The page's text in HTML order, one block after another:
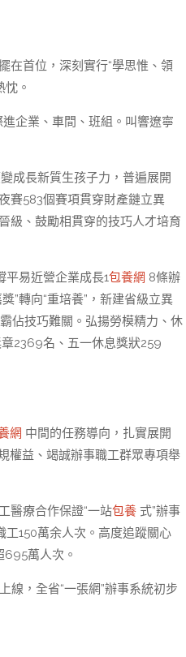
在首位，深刻實行“學思惟、領
。
企業、車間、班組。叫響遼寧
成長新質生孩子力，普遍展開
賽583個賽項貫穿財產鏈立異
級、鼓勵相貫穿的技巧人才培育
平易近營企業成長1包養網 8條辦
”轉向“重培養”，新建省級立異
佔技巧難關。弘揚勞模精力、休
2369名、五一休息獎狀259
網 中間的任務導向，扎實展開
權益、竭誠辦事職工群眾專項舉
醫療合作保證“一站包養 式”辦事
工150萬余人次。高度追蹤關心
萬人次。
線，全省“一張網”辦事系統初步